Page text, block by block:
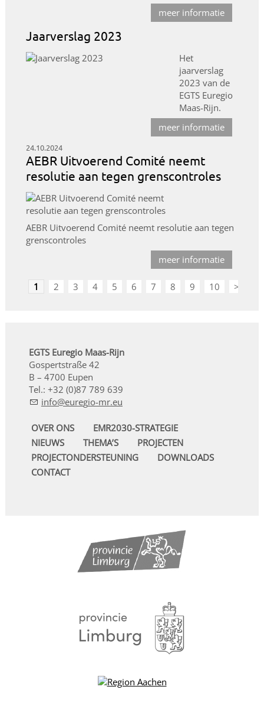
meer informatie
Jaarverslag 2023
Het
jaarverslag
2023 van de
EGTS Euregio
Maas-Rijn.
meer informatie
24.10.2024
AEBR Uitvoerend Comité neemt
resolutie aan tegen grenscontroles
AEBR Uitvoerend Comité neemt resolutie aan tegen
grenscontroles
meer informatie
1 2 3 4 5 6 7 8 9 10 >
EGTS Euregio Maas-Rijn
Gospertstraße 42
B – 4700 Eupen
Tel.: +32 (0)87 789 639
nf
r g -mr
OVER ONS
EMR2030-STRATEGIE
NIEUWS
THEMA’S
PROJECTEN
PROJECTONDERSTEUNING
DOWNLOADS
CONTACT